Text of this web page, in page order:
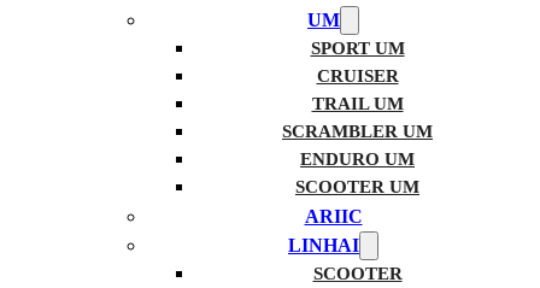
UM
SPORT UM
CRUISER
TRAIL UM
SCRAMBLER UM
ENDURO UM
SCOOTER UM
ARIIC
LINHAI
SCOOTER